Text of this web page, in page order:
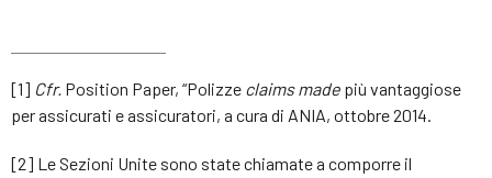
[1] Cfr. Position Paper, “Polizze claims made più vantaggiose
per assicurati e assicuratori, a cura di ANIA, ottobre 2014.
[2] Le Sezioni Unite sono state chiamate a comporre il